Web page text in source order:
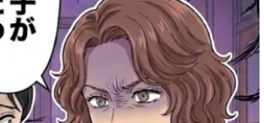
「もう行列に並ばない！」ミスド
バイルオーダー完全ガイド｜支払
法から受け取り方までネットオー
を徹底解説